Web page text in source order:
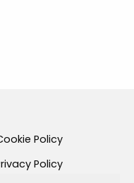
Policy
Policy